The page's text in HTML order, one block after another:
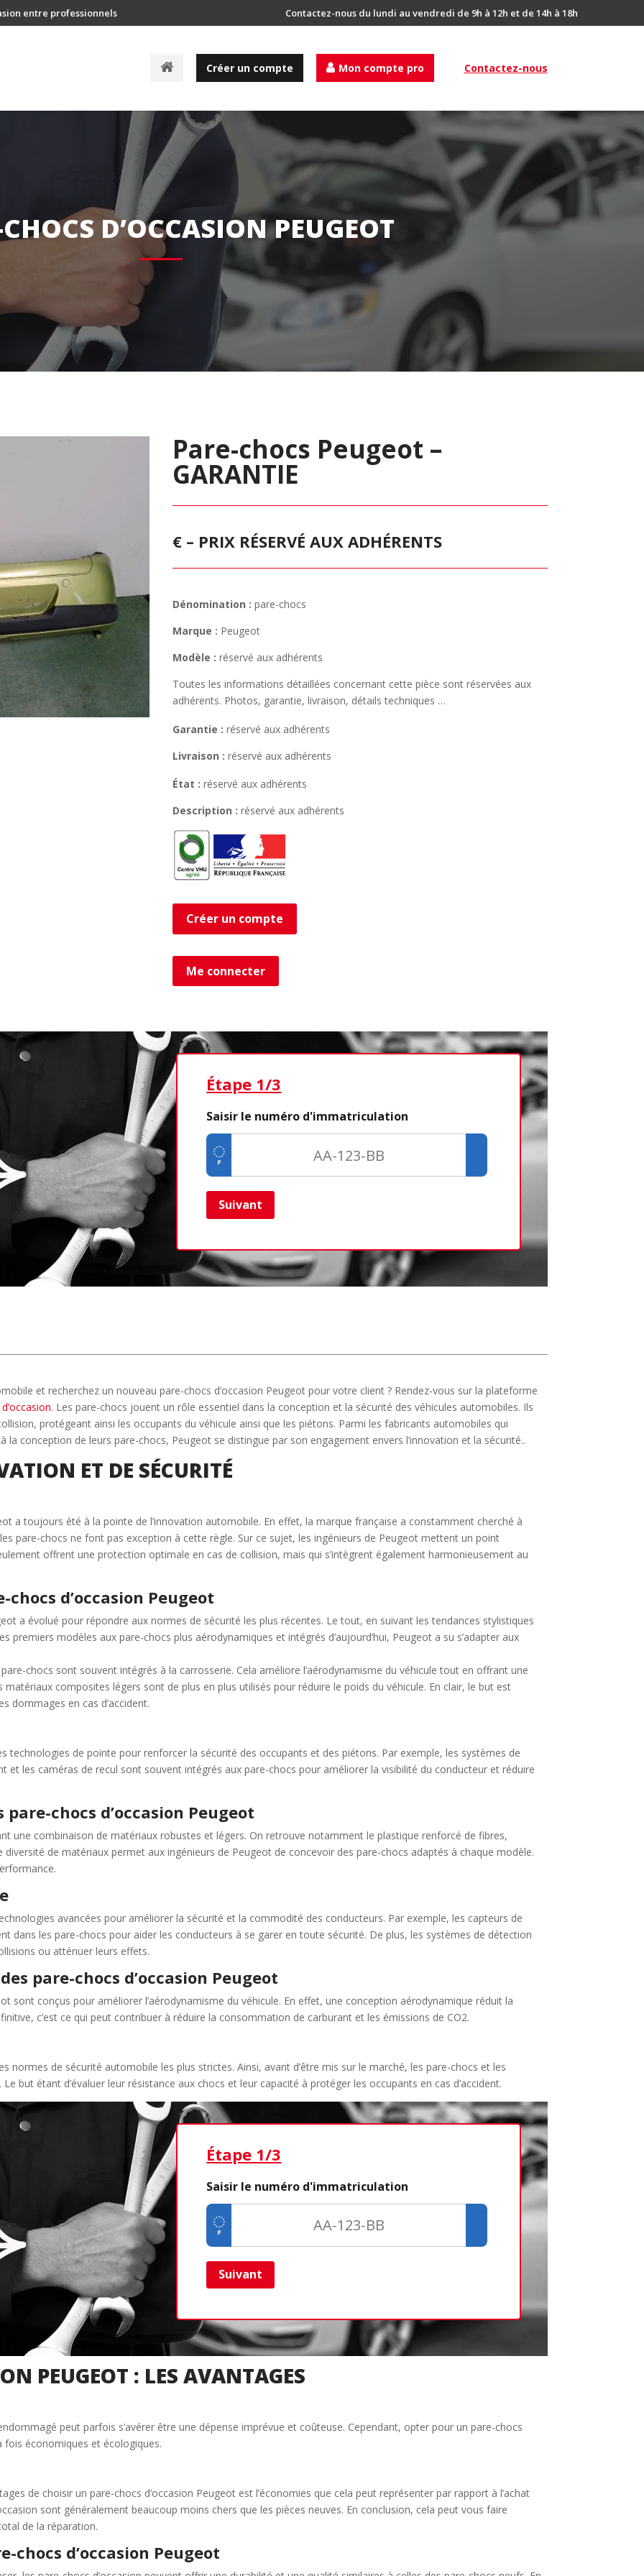
entre professionnels Contactez-nous du lundi au vendredi de 9h à 12h et de 14h à 18h
A
u
e
Créer un compte Mon compte pro Contactez-nous
D’OCCASION PEUGEOT
Pare-chocs Peugeot –
GARANTIE
€ – PRIX RÉSERVÉ AUX ADHÉRENTS
Dénomination : pare-chocs
Marque : Peugeot
Modèle : réservé aux adhérents
Toutes les informations détaillées concernant cette pièce sont réservées aux
adhérents. Photos, garantie, livraison, détails techniques …
Garantie : réservé aux adhérents
Livraison : réservé aux adhérents
État : réservé aux adhérents
Description : réservé aux adhérents
Créer un compte
Me connecter
Étape 1/3
Saisir le numéro d'immatriculation
Suivant
et recherchez un nouveau pare-chocs d’occasion Peugeot pour votre client ? Rendez-vous sur la plateforme
. Les pare-chocs jouent un rôle essentiel dans la conception et la sécurité des véhicules automobiles. Ils
protégeant ainsi les occupants du véhicule ainsi que les piétons. Parmi les fabricants automobiles qui
conception de leurs pare-chocs, Peugeot se distingue par son engagement envers l’innovation et la sécurité..
ET DE SÉCURITÉ
a toujours été à la pointe de l’innovation automobile. En effet, la marque française a constamment cherché à
pare-chocs ne font pas exception à cette règle. Sur ce sujet, les ingénieurs de Peugeot mettent un point
offrent une protection optimale en cas de collision, mais qui s’intègrent également harmonieusement au
d’occasion Peugeot
a évolué pour répondre aux normes de sécurité les plus récentes. Le tout, en suivant les tendances stylistiques
premiers modèles aux pare-chocs plus aérodynamiques et intégrés d’aujourd’hui, Peugeot a su s’adapter aux
chocs sont souvent intégrés à la carrosserie. Cela améliore l’aérodynamisme du véhicule tout en offrant une
composites légers sont de plus en plus utilisés pour réduire le poids du véhicule. En clair, le but est
dommages en cas d’accident.
technologies de pointe pour renforcer la sécurité des occupants et des piétons. Par exemple, les systèmes de
et les caméras de recul sont souvent intégrés aux pare-chocs pour améliorer la visibilité du conducteur et réduire
chocs d’occasion Peugeot
une combinaison de matériaux robustes et légers. On retrouve notamment le plastique renforcé de fibres,
diversité de matériaux permet aux ingénieurs de Peugeot de concevoir des pare-chocs adaptés à chaque modèle.
avancées pour améliorer la sécurité et la commodité des conducteurs. Par exemple, les capteurs de
dans les pare-chocs pour aider les conducteurs à se garer en toute sécurité. De plus, les systèmes de détection
ou atténuer leurs effets.
pare-chocs d’occasion Peugeot
sont conçus pour améliorer l’aérodynamisme du véhicule. En effet, une conception aérodynamique réduit la
c’est ce qui peut contribuer à réduire la consommation de carburant et les émissions de CO2.
normes de sécurité automobile les plus strictes. Ainsi, avant d’être mis sur le marché, les pare-chocs et les
but étant d’évaluer leur résistance aux chocs et leur capacité à protéger les occupants en cas d’accident.
Étape 1/3
Saisir le numéro d'immatriculation
Suivant
PEUGEOT : LES AVANTAGES
peut parfois s’avérer être une dépense imprévue et coûteuse. Cependant, opter pour un pare-chocs
fois économiques et écologiques.
de choisir un pare-chocs d’occasion Peugeot est l’économies que cela peut représenter par rapport à l’achat
sont généralement beaucoup moins chers que les pièces neuves. En conclusion, cela peut vous faire
de la réparation.
d’occasion Peugeot